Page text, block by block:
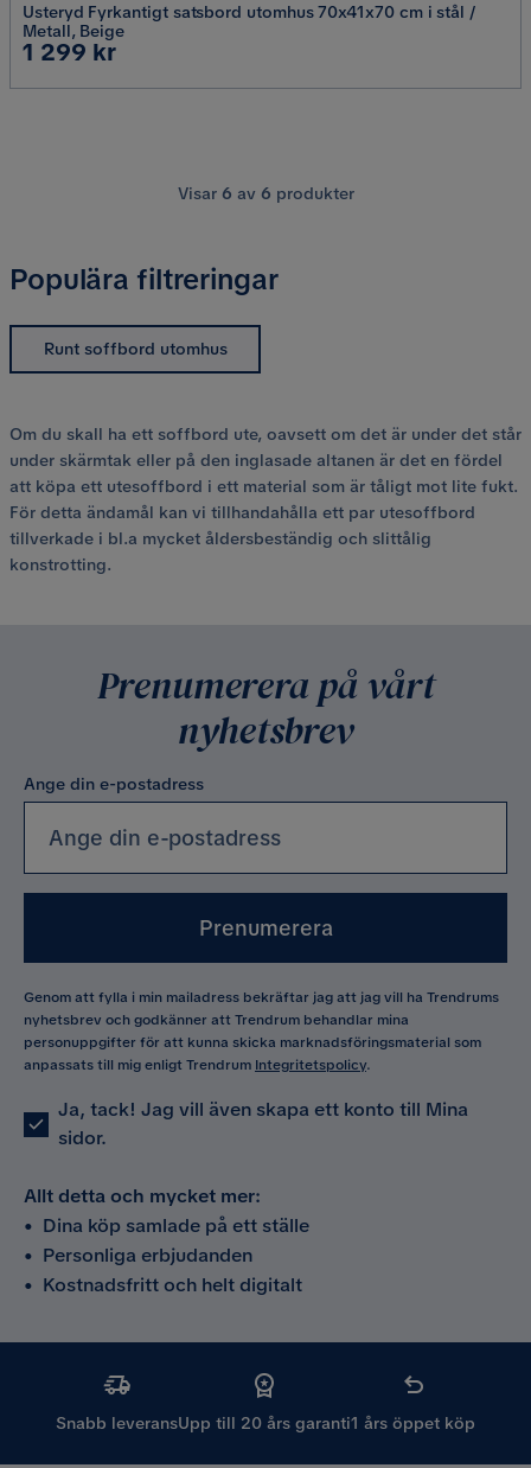
Usteryd Fyrkantigt satsbord utomhus 70x41x70 cm i stål /
Metall, Beige
Pris
1 299 kr
Visar 6 av 6 produkter
Populära filtreringar
Runt soffbord utomhus
Om du skall ha ett soffbord ute, oavsett om det är under det står
under skärmtak eller på den inglasade altanen är det en fördel
att köpa ett utesoffbord i ett material som är tåligt mot lite fukt.
För detta ändamål kan vi tillhandahålla ett par utesoffbord
tillverkade i bl.a mycket åldersbeständig och slittålig
konstrotting.
Prenumerera på vårt
nyhetsbrev
Ange din e-postadress
Prenumerera
Genom att fylla i min mailadress bekräftar jag att jag vill ha Trendrums
nyhetsbrev och godkänner att Trendrum behandlar mina
personuppgifter för att kunna skicka marknadsföringsmaterial som
anpassats till mig enligt Trendrum Integritetspolicy.
Ja, tack! Jag vill även skapa ett konto till Mina
sidor.
Allt detta och mycket mer:
• Dina köp samlade på ett ställe
• Personliga erbjudanden
• Kostnadsfritt och helt digitalt
Snabb leveransUpp till 20 års garanti1 års öppet köp